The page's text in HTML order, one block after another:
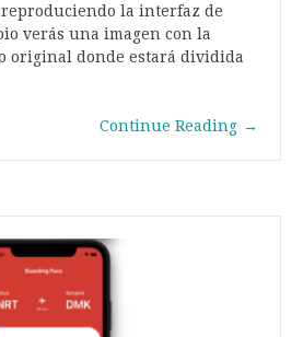
la interfaz de
verás una imagen con la
original donde estará dividida
Continue Reading →